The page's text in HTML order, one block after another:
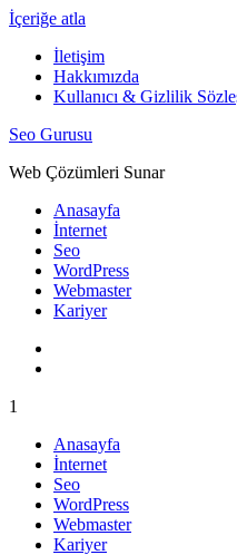
İçeriğe atla
İletişim
Hakkımızda
Kullanıcı & Gizlilik
Seo Gurusu
Web Çözümleri Sunar
Anasayfa
İnternet
Seo
WordPress
Webmaster
Kariyer
1
Anasayfa
İnternet
Seo
WordPress
Webmaster
Kariyer